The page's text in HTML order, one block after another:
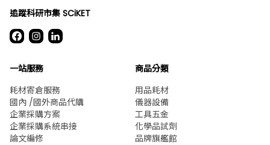
追蹤科研市集 SCiKET
一站服務
耗材寄倉服務
國內 /國外商品代購
企業採購方案
企業採購系統串接
論文編修
商品分類
用品耗材
儀器設備
工具五金
化學品試劑
品牌旗艦館